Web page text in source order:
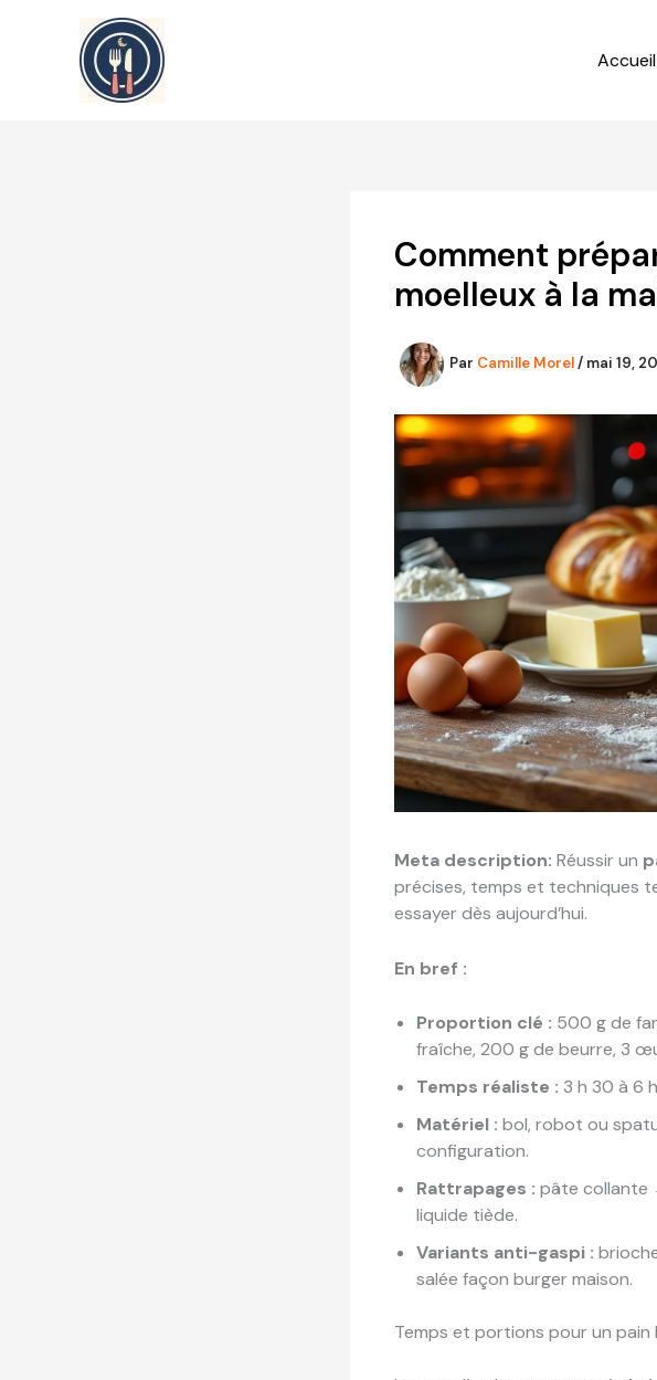
Accueil
Comment
moelleux à la
Par Camille Morel/ mai 19,
Meta description: Réussir un
précises, temps et techniques
essayer dès aujourd’hui.
En bref :
Proportion clé : 500 g de
fraîche, 200 g de beurre, 3
Temps réaliste : 3 h 30 à 6
Matériel : bol, robot ou
configuration.
Rattrapages : pâte collante
liquide tiède.
Variants anti-gaspi :
salée façon burger maison.
Temps et portions pour un pain